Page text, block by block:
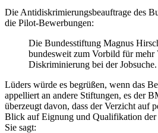
Die Antidiskrimierungsbeauftrage des
die Pilot-Bewerbungen:
Die Bundesstiftung Magnus
bundesweit zum Vorbild für mehr
Diskriminierung bei der Jobsuche.
Lüders würde es begrüßen, wenn das
appelliert an andere Stiftungen, es der
überzeugt davon, dass der Verzicht auf
Blick auf Eignung und Qualifikation der
Sie sagt: